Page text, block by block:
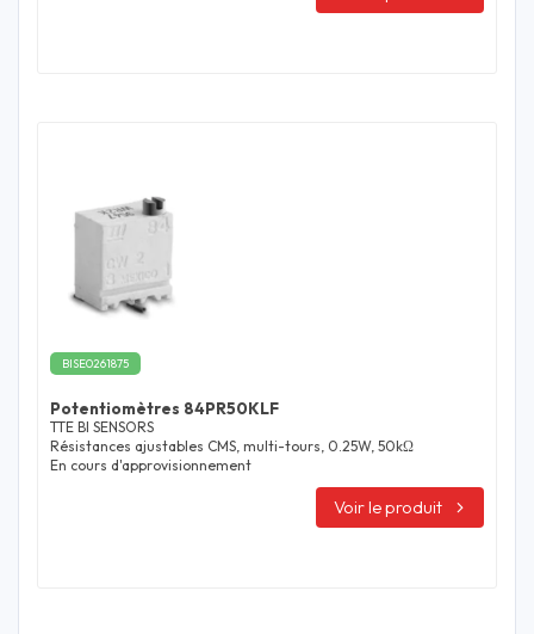
BISE0261875
Potentiomètres 84PR50KLF
TTE BI SENSORS
Résistances ajustables CMS, multi-tours, 0.25W, 50kΩ
En cours d'approvisionnement
Voir le produit